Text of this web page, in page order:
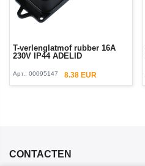
T-verlenglatmof rubber 16A
230V IP44 ADELID
Арт.: 00095147 8.38 EUR
CONTACTEN